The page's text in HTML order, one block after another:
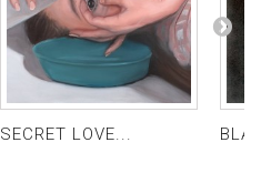
SECRET LOVE...